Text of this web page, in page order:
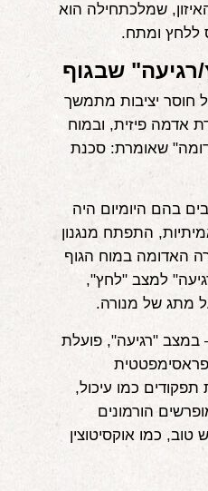
שמלכתחילה הוא
ללחץ ומתח.
שבגוף
חוסר יציבות מתמשך
אדמה פיזית, ובמוח
שאומרת: סכנת
בהם היומיום היה
התפתח מנגנון
האדומה במוח הגוף
למצב "לחץ",
מתג של מנורה.
– במצב "רגיעה", פועלת
כמו עיכול,
הורמונים
טוב, כמו אוקסיטוצין